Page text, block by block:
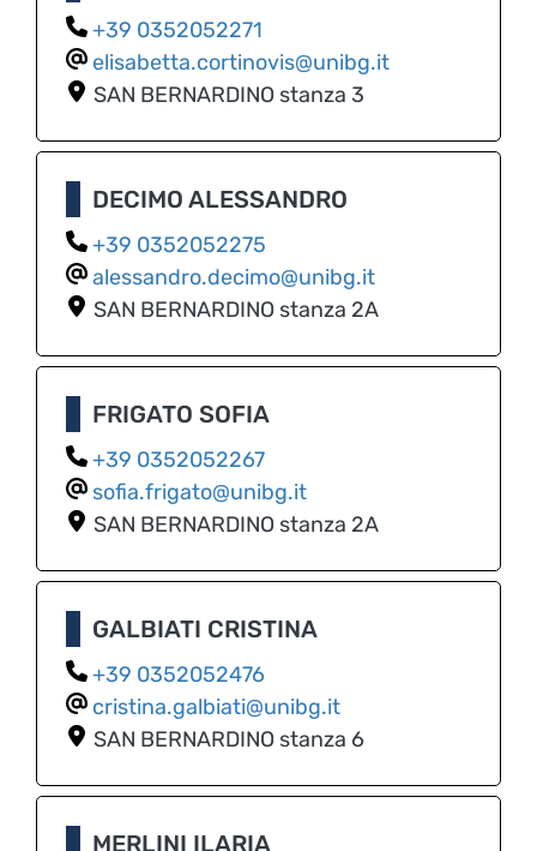
0352052271
elisabetta.cortinovis@unibg.it
SAN BERNARDINO stanza 3
DECIMO ALESSANDRO
0352052275
alessandro.decimo@unibg.it
SAN BERNARDINO stanza 2A
FRIGATO SOFIA
0352052267
sofia.frigato@unibg.it
SAN BERNARDINO stanza 2A
GALBIATI CRISTINA
0352052476
cristina.galbiati@unibg.it
SAN BERNARDINO stanza 6
MERLINI ILARIA